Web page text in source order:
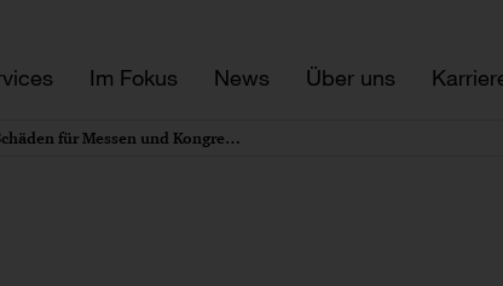
Im Fokus News Über uns
Ausgleich von Corona-bedingten Schäden für Messen und Kongresse – Bundesrahmenregelung Beihilfen für Messen